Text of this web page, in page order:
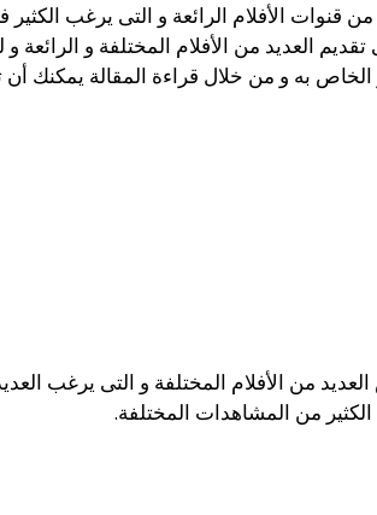
الأفلام الرائعة و التى يرغب الكثير
العديد من الأفلام المختلفة و الرائعة
به و من خلال قراءة المقالة يمكنك
من الأفلام المختلفة و التى يرغب
من المشاهدات المختلفة.